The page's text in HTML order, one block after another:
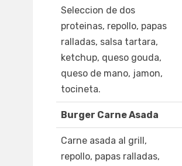
Seleccion de dos
proteinas, repollo, papas
ralladas, salsa tartara,
ketchup, queso gouda,
queso de mano, jamon,
tocineta.
Burger Carne Asada
Carne asada al grill,
repollo, papas ralladas,